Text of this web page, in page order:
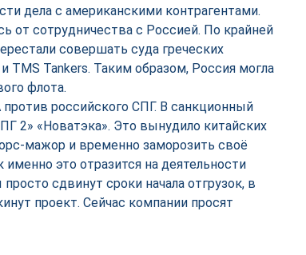
дела с американскими контрагентами.
от сотрудничества с Россией. По крайней
совершать суда греческих
TMS Tankers. Таким образом, Россия могла
флота.
российского СПГ. В санкционный
2» «Новатэка». Это вынудило китайских
мажор и временно заморозить своё
именно это отразится на деятельности
сдвинут сроки начала отгрузок, в
проект. Сейчас компании просят